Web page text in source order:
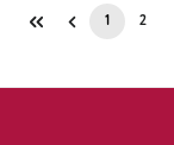
Page
1 Page
2